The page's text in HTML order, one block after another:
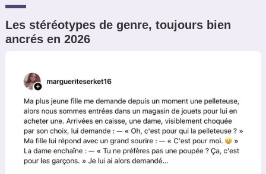
Les stéréotypes de genre, toujours bien
ancrés en 2026